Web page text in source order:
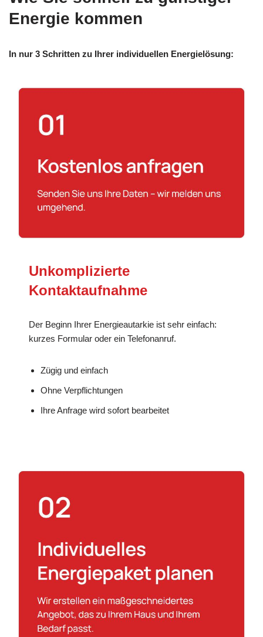
Energie kommen
In nur 3 Schritten zu Ihrer individuellen Energielösung:
Unkomplizierte
Kontaktaufnahme
Der Beginn Ihrer Energieautarkie ist sehr einfach:
kurzes Formular oder ein Telefonanruf.
Zügig und einfach
Ohne Verpflichtungen
Ihre Anfrage wird sofort bearbeitet